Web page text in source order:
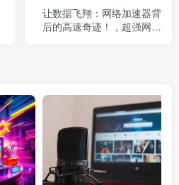
让数据飞翔：网络加速器背
后的高速奇迹！，超强网络